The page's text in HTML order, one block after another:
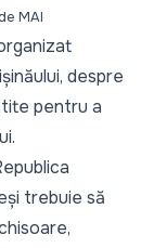
MAI
despre
pentru a
trebuie să